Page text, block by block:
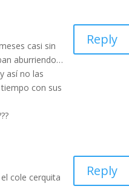
casi sin
aburriendo…
así no las
con sus
Reply
cole cerquita
Reply